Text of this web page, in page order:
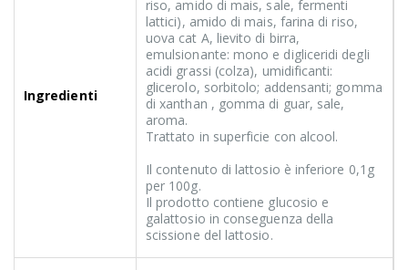
Ingredienti
riso, amido di mais, sale, fermenti
lattici), amido di mais, farina di riso,
uova cat A, lievito di birra,
emulsionante: mono e digliceridi degli
acidi grassi (colza), umidificanti:
glicerolo, sorbitolo; addensanti; gomma
di xanthan , gomma di guar, sale,
aroma.
Trattato in superficie con alcool.
Il contenuto di lattosio è inferiore 0,1g
per 100g.
Il prodotto contiene glucosio e
galattosio in conseguenza della
scissione del lattosio.